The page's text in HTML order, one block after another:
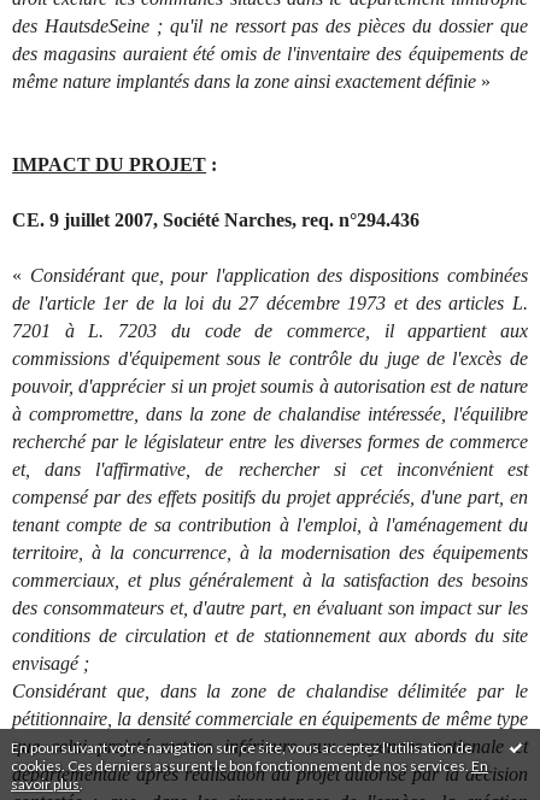
En poursuivant votre navigation sur ce site, vous acceptez l'utilisation de
cookies. Ces derniers assurent le bon fonctionnement de nos services. En
savoir plus.
des HautsdeSeine ; qu'il ne ressort pas des pièces du dossier que
des magasins auraient été omis de l'inventaire des équipements de
même nature implantés dans la zone ainsi exactement définie »
IMPACT DU PROJET :
CE. 9 juillet 2007, Société Narches, req. n°294.436
« Considérant que, pour l'application des dispositions combinées
de l'article 1er de la loi du 27 décembre 1973 et des articles L.
7201 à L. 7203 du code de commerce, il appartient aux
commissions d'équipement sous le contrôle du juge de l'excès de
pouvoir, d'apprécier si un projet soumis à autorisation est de nature
à compromettre, dans la zone de chalandise intéressée, l'équilibre
recherché par le législateur entre les diverses formes de commerce
et, dans l'affirmative, de rechercher si cet inconvénient est
compensé par des effets positifs du projet appréciés, d'une part, en
tenant compte de sa contribution à l'emploi, à l'aménagement du
territoire, à la concurrence, à la modernisation des équipements
commerciaux, et plus généralement à la satisfaction des besoins
des consommateurs et, d'autre part, en évaluant son impact sur les
conditions de circulation et de stationnement aux abords du site
envisagé ;
Considérant que, dans la zone de chalandise délimitée par le
pétitionnaire, la densité commerciale en équipements de même type
que celui projeté restera inférieure aux moyennes nationale et
départementale après réalisation du projet autorisé par la décision